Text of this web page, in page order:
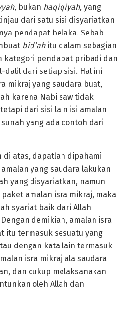
, bukan haqiqiyah, yang
dari satu sisi disyariatkan
pendapat belaka. Sebab
bid’ahitu dalam sebagian
kategori pendapat pribadi dan
dalil dari setiap sisi. Hal ini
mikraj yang saudara buat,
karena Nabi saw tidak
dari sisi lain isi amalan
yang ada contoh dari
di atas, dapatlah dipahami
yang saudara lakukan
yang disyariatkan, namun
amalan isra mikraj, maka
syariat baik dari Allah
demikian, amalan isra
itu termasuk sesuatu yang
dengan kata lain termasuk
isra mikraj ala saudara
dan cukup melaksanakan
oleh Allah dan